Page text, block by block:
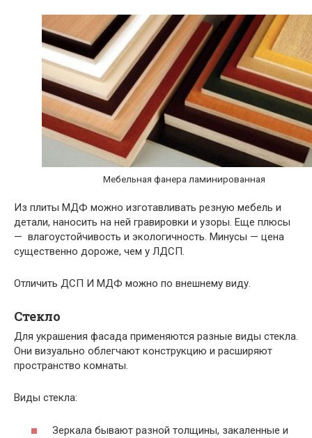
Мебельная фанера ламинированная
Из плиты МДФ можно изготавливать резную мебель и
детали, наносить на ней гравировки и узоры. Еще плюсы
— влагоустойчивость и экологичность. Минусы — цена
существенно дороже, чем у ЛДСП.
Отличить ДСП И МДФ можно по внешнему виду.
Стекло
Для украшения фасада применяются разные виды стекла.
Они визуально облегчают конструкцию и расширяют
пространство комнаты.
Виды стекла:
Зеркала бывают разной толщины, закаленные и